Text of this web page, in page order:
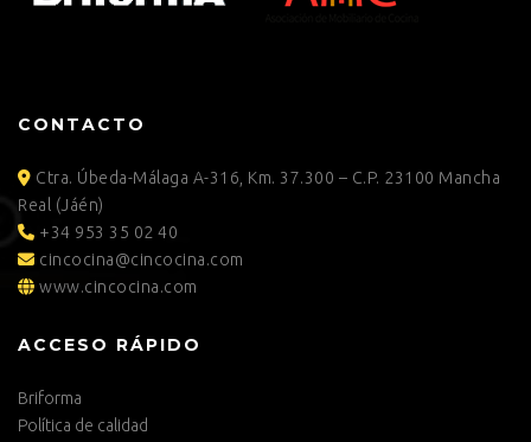
CONTACTO
Ctra. Úbeda-Málaga A-316, Km. 37.300 – C.P. 23100 Mancha
Real (Jáén)
+34 953 35 02 40
cincocina@cincocina.com
www.cincocina.com
ACCESO RÁPIDO
Briforma
Política de calidad